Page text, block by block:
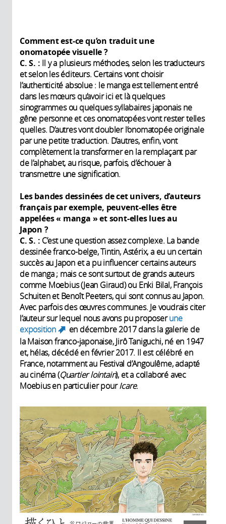
Comment est-ce qu’on traduit une
onomatopée visuelle ?
C. S. : Il y a plusieurs méthodes, selon les traducteurs
et selon les éditeurs. Certains vont choisir
l’authenticité absolue : le manga est tellement entré
dans les mœurs qu’avoir ici et là quelques
sinogrammes ou quelques syllabaires japonais ne
gêne personne et ces onomatopées vont rester telles
quelles. D’autres vont doubler l’onomatopée originale
par une petite traduction. D’autres, enfin, vont
complètement la transformer en la remplaçant par
de l’alphabet, au risque, parfois, d’échouer à
transmettre une signification.
Les bandes dessinées de cet univers, d’auteurs
français par exemple, peuvent-elles être
appelées « manga » et sont-elles lues au
Japon ?
C. S. : C’est une question assez complexe. La bande
dessinée franco-belge, Tintin, Astérix, a eu un certain
succès au Japon et a pu influencer certains auteurs
de manga ; mais ce sont surtout de grands auteurs
comme Moebius (Jean Giraud) ou Enki Bilal, François
Schuiten et Benoît Peeters, qui sont connus au Japon.
Avec parfois des œuvres communes. Je voudrais citer
l’auteur sur lequel nous avons pu proposerune
exposition
(link is external)
en décembre 2017 dans la galerie de
la Maison franco-japonaise, Jirô Taniguchi, né en 1947
et, hélas, décédé en février 2017. Il est célébré en
France, notamment au Festival d’Angoulême, adapté
au cinéma (Quartier lointain), et a collaboré avec
Moebius en particulier pourIcare.